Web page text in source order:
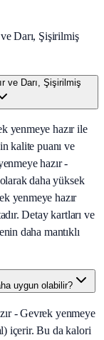
Darı, Şişirilmiş
ve Darı, Şişirilmiş
yenmeye hazır ile
kalite puanı ve
hazır -
daha yüksek
yenmeye hazır
Detay kartları ve
daha mantıklı
uygun olabilir?
- Gevrek yenmeye
içerir. Bu da kalori